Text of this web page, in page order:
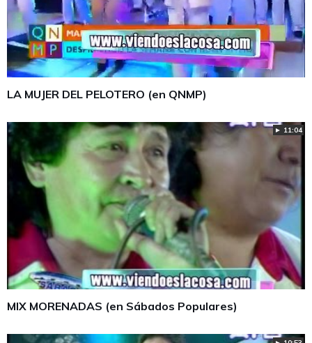
LA MUJER DEL PELOTERO (en QNMP)
► 11:04
MIX MORENADAS (en Sábados Populares)